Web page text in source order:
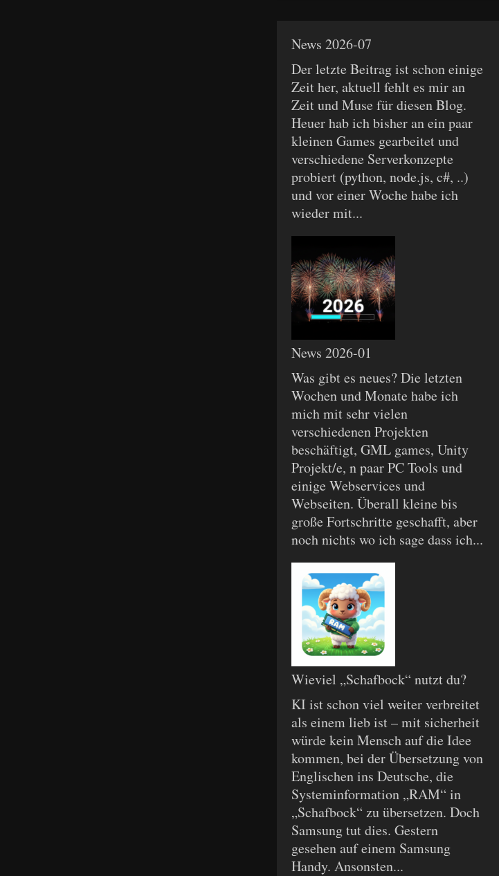
News 2026-07
Der letzte Beitrag ist schon einige
Zeit her, aktuell fehlt es mir an
Zeit und Muse für diesen Blog.
Heuer hab ich bisher an ein paar
kleinen Games gearbeitet und
verschiedene Serverkonzepte
probiert (python, node.js, c#, ..)
und vor einer Woche habe ich
wieder mit...
News 2026-01
Was gibt es neues? Die letzten
Wochen und Monate habe ich
mich mit sehr vielen
verschiedenen Projekten
beschäftigt, GML games, Unity
Projekt/e, n paar PC Tools und
einige Webservices und
Webseiten. Überall kleine bis
große Fortschritte geschafft, aber
noch nichts wo ich sage dass ich...
Wieviel „Schafbock“ nutzt du?
KI ist schon viel weiter verbreitet
als einem lieb ist – mit sicherheit
würde kein Mensch auf die Idee
kommen, bei der Übersetzung von
Englischen ins Deutsche, die
Systeminformation „RAM“ in
„Schafbock“ zu übersetzen. Doch
Samsung tut dies. Gestern
gesehen auf einem Samsung
Handy. Ansonsten...